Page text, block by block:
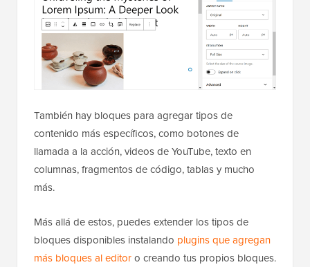
También hay bloques para agregar tipos de
contenido más específicos, como botones de
llamada a la acción, videos de YouTube, texto en
columnas, fragmentos de código, tablas y mucho
más.
Más allá de estos, puedes extender los tipos de
bloques disponibles instalando plugins que agregan
más bloques al editoro creando tus propios bloques.